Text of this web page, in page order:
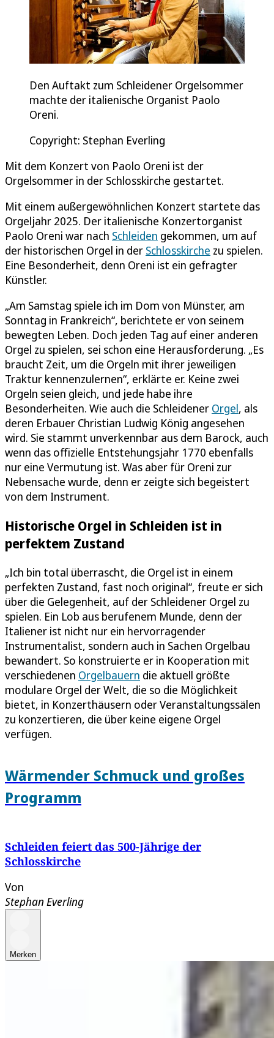
Den Auftakt zum Schleidener Orgelsommer
machte der italienische Organist Paolo
Oreni.
Copyright: Stephan Everling
Mit dem Konzert von Paolo Oreni ist der
Orgelsommer in der Schlosskirche gestartet.
Mit einem außergewöhnlichen Konzert startete das
Orgeljahr 2025. Der italienische Konzertorganist
Paolo Oreni war nach Schleiden gekommen, um auf
der historischen Orgel in der Schlosskirche zu spielen.
Eine Besonderheit, denn Oreni ist ein gefragter
Künstler.
„Am Samstag spiele ich im Dom von Münster, am
Sonntag in Frankreich“, berichtete er von seinem
bewegten Leben. Doch jeden Tag auf einer anderen
Orgel zu spielen, sei schon eine Herausforderung. „Es
braucht Zeit, um die Orgeln mit ihrer jeweiligen
Traktur kennenzulernen“, erklärte er. Keine zwei
Orgeln seien gleich, und jede habe ihre
Besonderheiten. Wie auch die Schleidener Orgel, als
deren Erbauer Christian Ludwig König angesehen
wird. Sie stammt unverkennbar aus dem Barock, auch
wenn das offizielle Entstehungsjahr 1770 ebenfalls
nur eine Vermutung ist. Was aber für Oreni zur
Nebensache wurde, denn er zeigte sich begeistert
von dem Instrument.
Historische Orgel in Schleiden ist in
perfektem Zustand
„Ich bin total überrascht, die Orgel ist in einem
perfekten Zustand, fast noch original“, freute er sich
über die Gelegenheit, auf der Schleidener Orgel zu
spielen. Ein Lob aus berufenem Munde, denn der
Italiener ist nicht nur ein hervorragender
Instrumentalist, sondern auch in Sachen Orgelbau
bewandert. So konstruierte er in Kooperation mit
verschiedenen Orgelbauern die aktuell größte
modulare Orgel der Welt, die so die Möglichkeit
bietet, in Konzerthäusern oder Veranstaltungssälen
zu konzertieren, die über keine eigene Orgel
verfügen.
Wärmender Schmuck und großes
Programm
Schleiden feiert das 500-Jährige der
Schlosskirche
Von
Stephan Everling
Merken